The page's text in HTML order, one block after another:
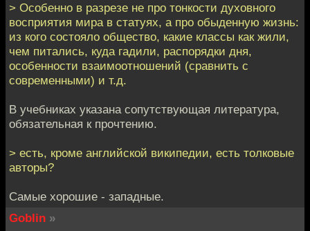
> Особенно в разрезе не про тонкости духовного
восприятия мира в статуях, а про обыденную жизнь:
из кого состояло общество, какие классы как жили,
чем питались, куда гадили, распорядки дня,
особенности взаимоотношений (сравнить с
современными) и т.д.
В учебниках указана сопутствующая литература,
обязательная к прочтению.
> есть, кроме английской википедии, есть толковые
авторы?
Самые хорошие - западные.
Goblin »